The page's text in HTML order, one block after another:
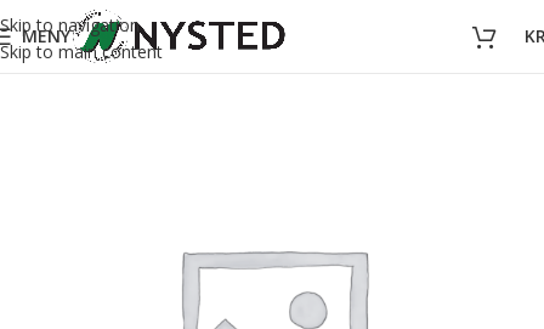
Skip to navigation
Skip to main content
MENY